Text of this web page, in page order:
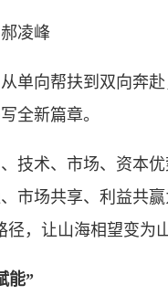
凌峰
向帮扶到双向奔赴
全新篇章。
术、市场、资本优
市场共享、利益共
，让山海相望变为
能”